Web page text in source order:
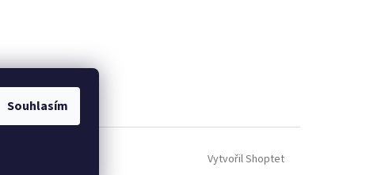
Souhlasím
Vytvořil Shoptet